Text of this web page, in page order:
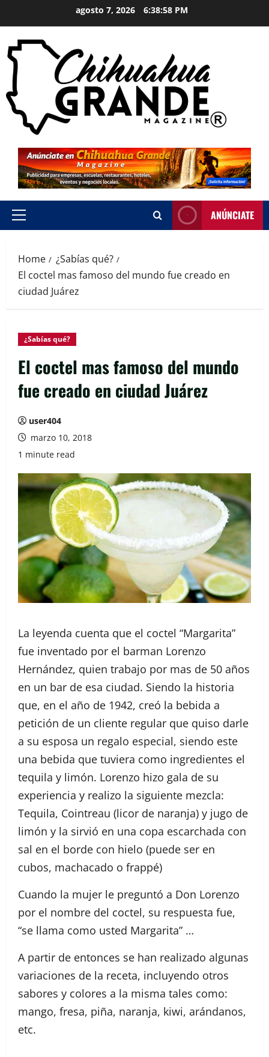
agosto 7, 2026 6:38:59 PM
ANÚNCIATE
Home
¿Sabías qué?
El coctel mas famoso del mundo fue creado en
ciudad Juárez
¿Sabías qué?
El coctel mas famoso del mundo
fue creado en ciudad Juárez
user404
marzo 10, 2018
1 minute read
La leyenda cuenta que el coctel “Margarita”
fue inventado por el barman Lorenzo
Hernández, quien trabajo por mas de 50 años
en un bar de esa ciudad. Siendo la historia
que, en el año de 1942, creó la bebida a
petición de un cliente regular que quiso darle
a su esposa un regalo especial, siendo este
una bebida que tuviera como ingredientes el
tequila y limón. Lorenzo hizo gala de su
experiencia y realizo la siguiente mezcla:
Tequila, Cointreau (licor de naranja) y jugo de
limón y la sirvió en una copa escarchada con
sal en el borde con hielo (puede ser en
cubos, machacado o frappé)
Cuando la mujer le preguntó a Don Lorenzo
por el nombre del coctel, su respuesta fue,
“se llama como usted Margarita” …
A partir de entonces se han realizado algunas
variaciones de la receta, incluyendo otros
sabores y colores a la misma tales como:
mango, fresa, piña, naranja, kiwi, arándanos,
etc.